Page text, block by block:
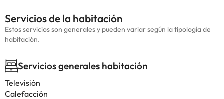
Servicios de la habitación
Estos servicios son generales y pueden variar según la tipología de
habitación.
Servicios generales habitación
Televisión
Calefacción